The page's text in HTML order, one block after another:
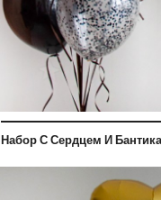
Набор С Сердцем И